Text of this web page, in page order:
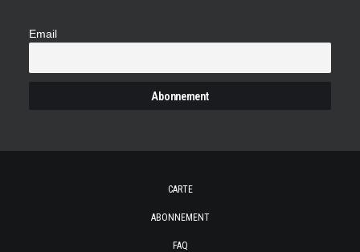
Email
CARTE
ABONNEMENT
FAQ